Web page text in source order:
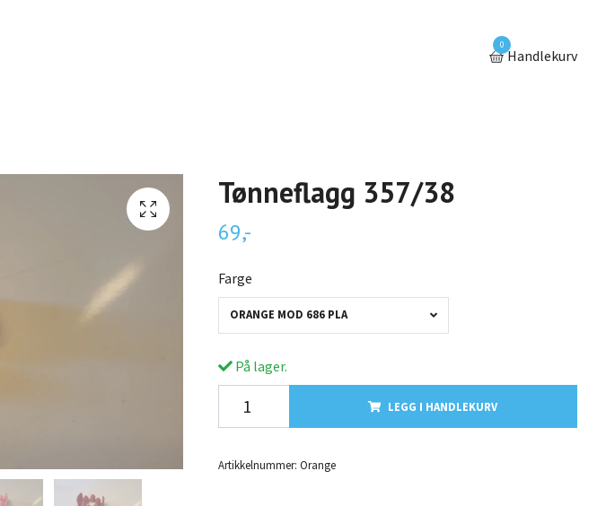
0
Handlekurv
Tønneflagg 357/38
69,-
Farge
ORANGE MOD 686 PLA
På lager.
LEGG I HANDLEKURV
Artikkelnummer: Orange